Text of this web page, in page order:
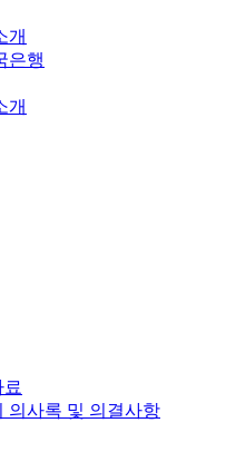
개
은행
개
의사록 및 의결사항